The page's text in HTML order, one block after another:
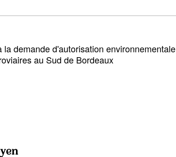
demande d'autorisation environnementale
au Sud de Bordeaux